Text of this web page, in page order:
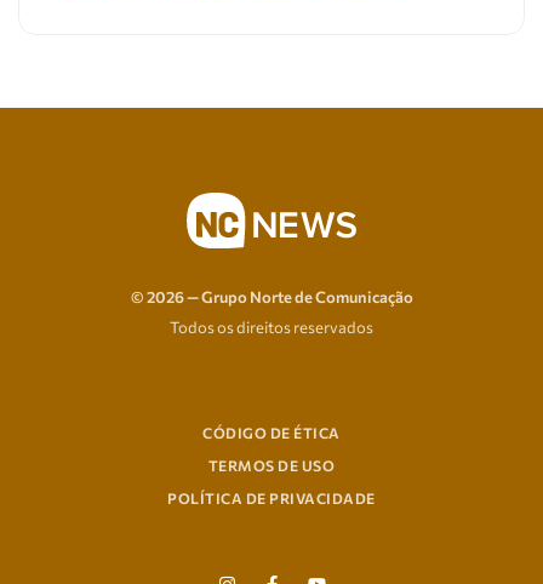
© 2026 — Grupo Norte de Comunicação
Todos os direitos reservados
CÓDIGO DE ÉTICA
TERMOS DE USO
POLÍTICA DE PRIVACIDADE